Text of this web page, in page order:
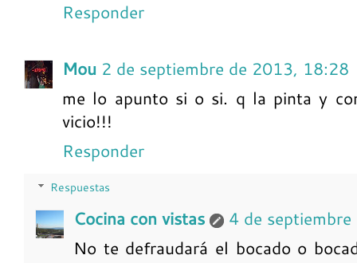
Responder
Mou 2 de septiembre de 2013, 18:28
me lo apunto si o si. q la pinta y
vicio!!!
Responder
Respuestas
Cocina con vistas
4 de
No te defraudará el bocado o